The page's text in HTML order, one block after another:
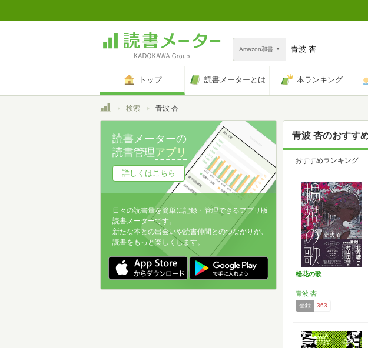
Amazon和書
トップ 読書メーターとは 本ランキング
トップ検索 青波 杏
青波 杏のおすす
おすすめランキング
楊花の歌
青波 杏
登録 363
読書メーターの
読書管理アプリ
詳しくはこちら
日々の読書量を簡単に記録・管理できるアプリ版
読書メーターです。
新たな本との出会いや読書仲間とのつながりが、
読書をもっと楽しくします。